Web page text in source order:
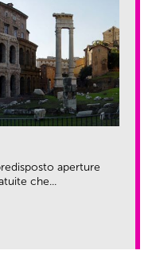
aperture
che...